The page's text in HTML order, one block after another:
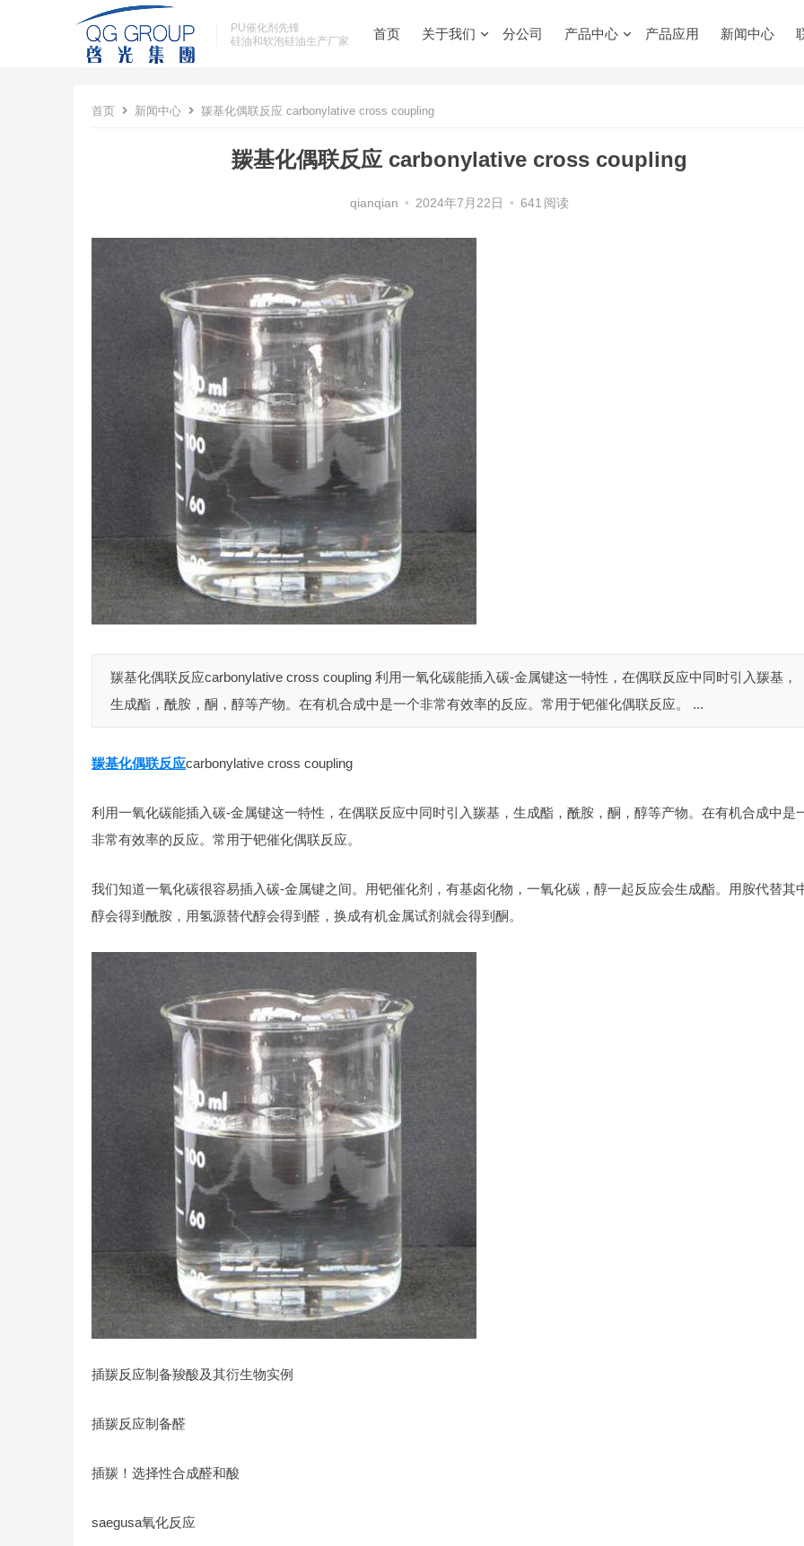
PU催化剂先锋
硅油和软泡硅油生产厂家
首页 关于我们 分公司 产品中心 产品应用 新闻中心
首页 新闻中心 羰基化偶联反应 carbonylative cross coupling
羰基化偶联反应 carbonylative cross coupling
qianqian • 2024年7月22日 • 641 阅读
羰基化偶联反应carbonylative cross coupling 利用一氧化碳能插入碳-金属键这一特性，在偶联反应中同时引入羰基，
生成酯，酰胺，酮，醇等产物。在有机合成中是一个非常有效率的反应。常用于钯催化偶联反应。 ...
羰基化偶联反应carbonylative cross coupling
利用一氧化碳能插入碳-金属键这一特性，在偶联反应中同时引入羰基，生成酯，酰胺，酮，醇等产物。在有机合成中是
非常有效率的反应。常用于钯催化偶联反应。
我们知道一氧化碳很容易插入碳-金属键之间。用钯催化剂，有基卤化物，一氧化碳，醇一起反应会生成酯。用胺代替其
醇会得到酰胺，用氢源替代醇会得到醛，换成有机金属试剂就会得到酮。
插羰反应制备羧酸及其衍生物实例
插羰反应制备醛
插羰！选择性合成醛和酸
saegusa氧化反应